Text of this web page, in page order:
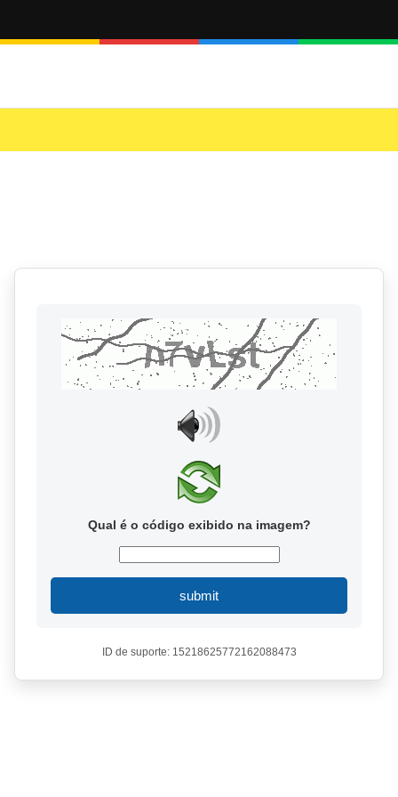
Qual é o código exibido na imagem?
submit
ID de suporte: 15218625772162088473